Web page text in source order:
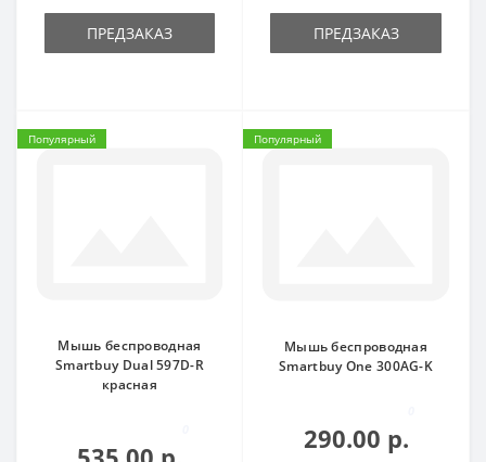
ПРЕДЗАКАЗ ПРЕДЗАКАЗ
Популярный
Мышь беспроводная
Smartbuy Dual 597D-R
красная
Популярный
Мышь беспроводная
Smartbuy One 300AG-K
290.00 р.